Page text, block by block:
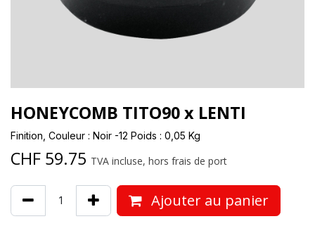
HONEYCOMB TITO90 x LENTI
Finition, Couleur : Noir -12 Poids : 0,05 Kg
CHF 59.75 TVA incluse, hors frais de port
Ajouter au panier